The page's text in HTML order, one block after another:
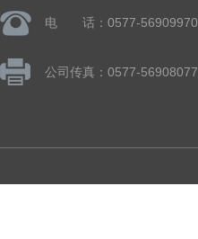
电 话：0577-56909970
公司传真：0577-56908077